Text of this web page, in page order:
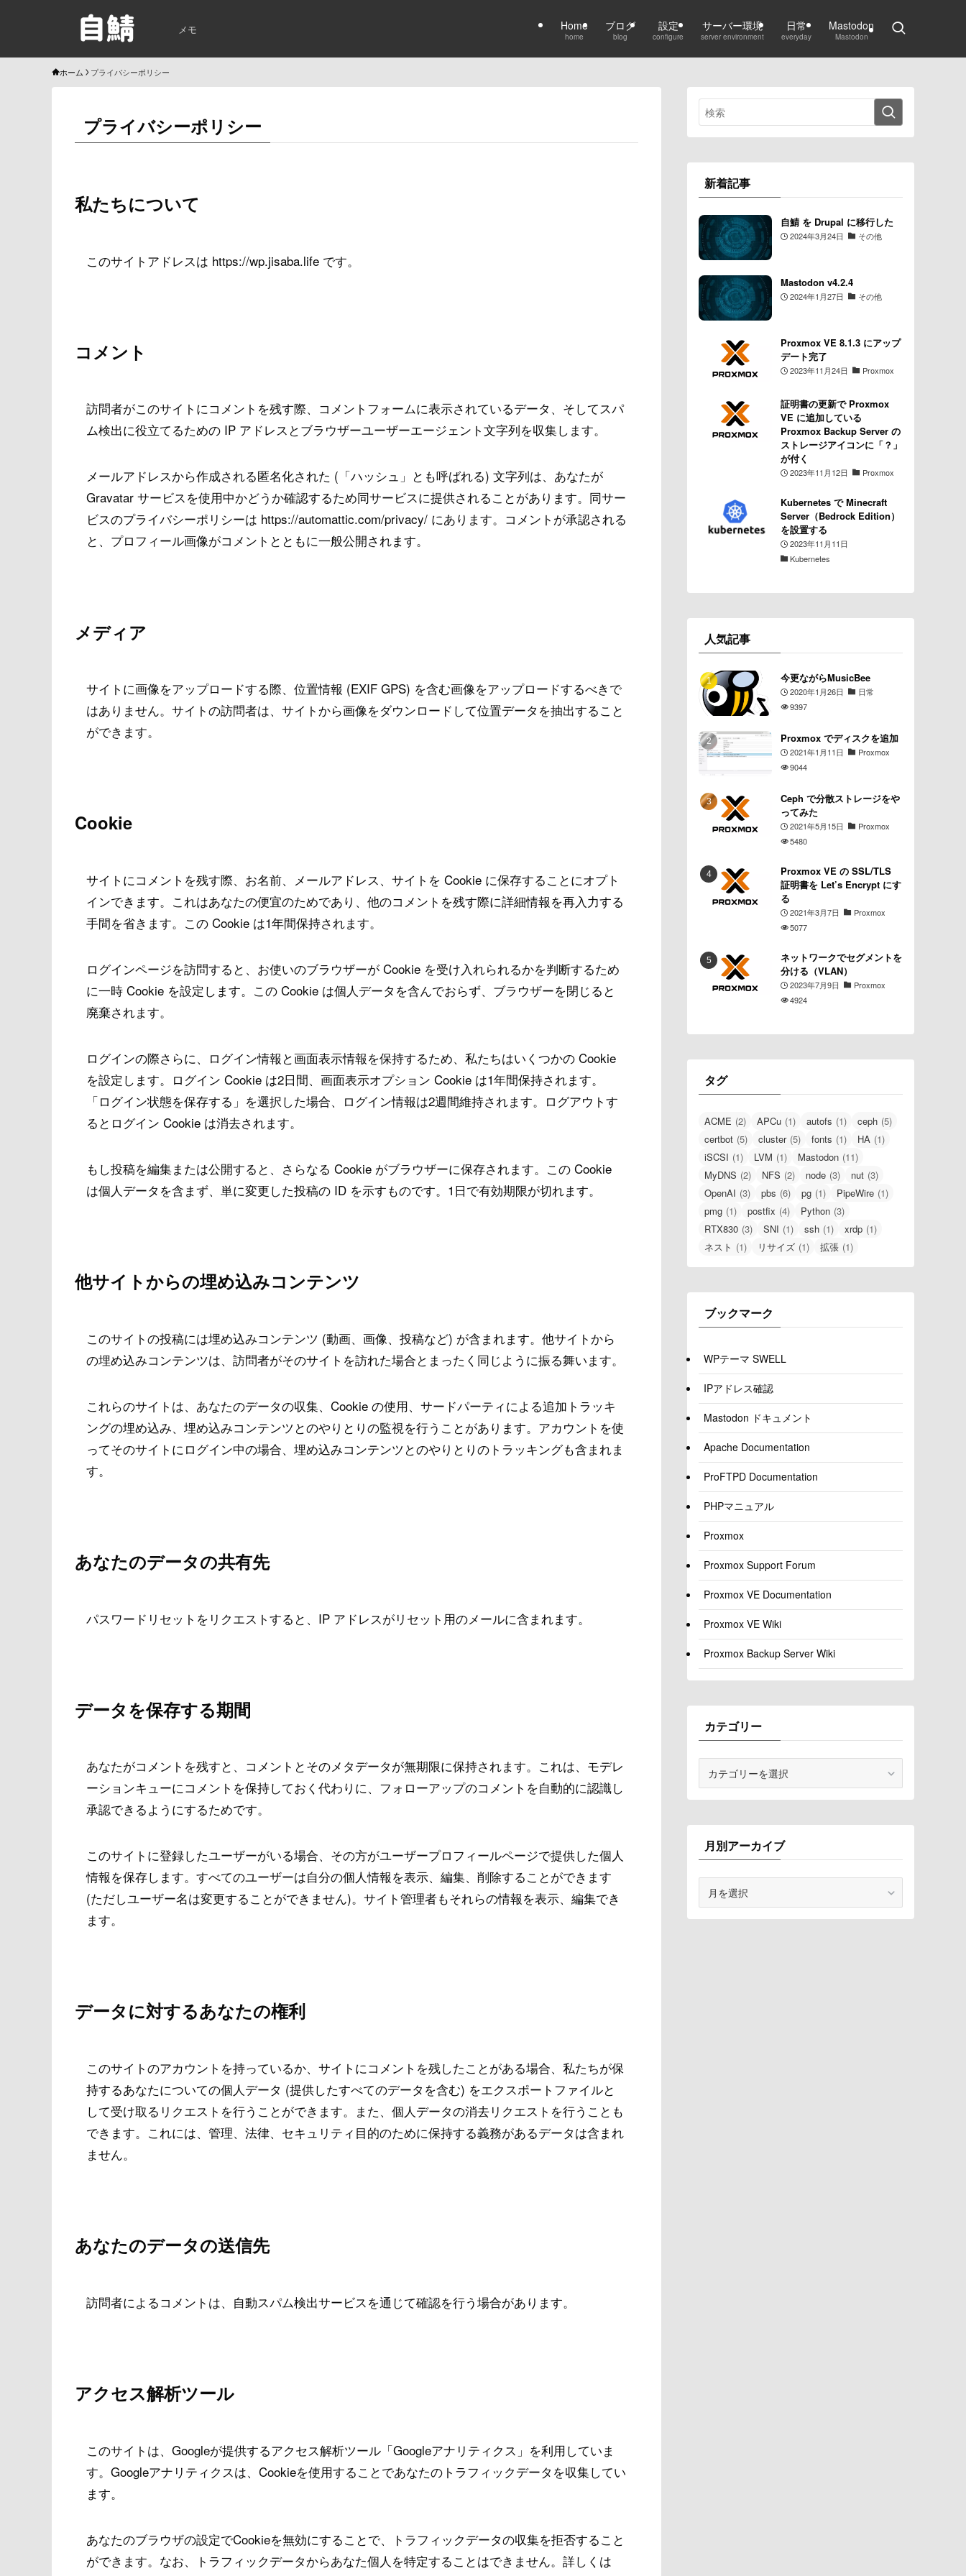
メモ Home
home
ブログ
blog
設定
configure
サーバー環境
server environment
日常
everyday
Mastodon
Mastodon
ホーム プライバシーポリシー
プライバシーポリシー
私たちについて
このサイトアドレスは https://wp.jisaba.life です。
コメント
訪問者がこのサイトにコメントを残す際、コメントフォームに表示されているデータ、そしてスパ
ム検出に役立てるための IP アドレスとブラウザーユーザーエージェント文字列を収集します。
メールアドレスから作成される匿名化された (「ハッシュ」とも呼ばれる) 文字列は、あなたが
Gravatar サービスを使用中かどうか確認するため同サービスに提供されることがあります。同サー
ビスのプライバシーポリシーは https://automattic.com/privacy/ にあります。コメントが承認される
と、プロフィール画像がコメントとともに一般公開されます。
メディア
サイトに画像をアップロードする際、位置情報 (EXIF GPS) を含む画像をアップロードするべきで
はありません。サイトの訪問者は、サイトから画像をダウンロードして位置データを抽出すること
ができます。
Cookie
サイトにコメントを残す際、お名前、メールアドレス、サイトを Cookie に保存することにオプト
インできます。これはあなたの便宜のためであり、他のコメントを残す際に詳細情報を再入力する
手間を省きます。この Cookie は1年間保持されます。
ログインページを訪問すると、お使いのブラウザーが Cookie を受け入れられるかを判断するため
に一時 Cookie を設定します。この Cookie は個人データを含んでおらず、ブラウザーを閉じると
廃棄されます。
ログインの際さらに、ログイン情報と画面表示情報を保持するため、私たちはいくつかの Cookie
を設定します。ログイン Cookie は2日間、画面表示オプション Cookie は1年間保持されます。
「ログイン状態を保存する」を選択した場合、ログイン情報は2週間維持されます。ログアウトす
るとログイン Cookie は消去されます。
もし投稿を編集または公開すると、さらなる Cookie がブラウザーに保存されます。この Cookie
は個人データを含まず、単に変更した投稿の ID を示すものです。1日で有効期限が切れます。
他サイトからの埋め込みコンテンツ
このサイトの投稿には埋め込みコンテンツ (動画、画像、投稿など) が含まれます。他サイトから
の埋め込みコンテンツは、訪問者がそのサイトを訪れた場合とまったく同じように振る舞います。
これらのサイトは、あなたのデータの収集、Cookie の使用、サードパーティによる追加トラッキ
ングの埋め込み、埋め込みコンテンツとのやりとりの監視を行うことがあります。アカウントを使
ってそのサイトにログイン中の場合、埋め込みコンテンツとのやりとりのトラッキングも含まれま
す。
あなたのデータの共有先
パスワードリセットをリクエストすると、IP アドレスがリセット用のメールに含まれます。
データを保存する期間
あなたがコメントを残すと、コメントとそのメタデータが無期限に保持されます。これは、モデレ
ーションキューにコメントを保持しておく代わりに、フォローアップのコメントを自動的に認識し
承認できるようにするためです。
このサイトに登録したユーザーがいる場合、その方がユーザープロフィールページで提供した個人
情報を保存します。すべてのユーザーは自分の個人情報を表示、編集、削除することができます
(ただしユーザー名は変更することができません)。サイト管理者もそれらの情報を表示、編集でき
ます。
データに対するあなたの権利
このサイトのアカウントを持っているか、サイトにコメントを残したことがある場合、私たちが保
持するあなたについての個人データ (提供したすべてのデータを含む) をエクスポートファイルと
して受け取るリクエストを行うことができます。また、個人データの消去リクエストを行うことも
できます。これには、管理、法律、セキュリティ目的のために保持する義務があるデータは含まれ
ません。
あなたのデータの送信先
訪問者によるコメントは、自動スパム検出サービスを通じて確認を行う場合があります。
アクセス解析ツール
このサイトは、Googleが提供するアクセス解析ツール「Googleアナリティクス」を利用していま
す。Googleアナリティクスは、Cookieを使用することであなたのトラフィックデータを収集してい
ます。
あなたのブラウザの設定でCookieを無効にすることで、トラフィックデータの収集を拒否すること
ができます。なお、トラフィックデータからあなた個人を特定することはできません。詳しくは
新着記事
自鯖 を Drupal に移行した
2024年3月24日 その他
Mastodon v4.2.4
2024年1月27日 その他
Proxmox VE 8.1.3 にアップ
デート完了
2023年11月24日 Proxmox
証明書の更新で Proxmox
VE に追加している
Proxmox Backup Server の
ストレージアイコンに「？」
が付く
2023年11月12日 Proxmox
Kubernetes で Minecraft
Server（Bedrock Edition）
を設置する
2023年11月11日
Kubernetes
人気記事
今更ながらMusicBee
2020年1月26日
日常
9397
Proxmox でディスクを追加
2021年1月11日
Proxmox
9044
Ceph で分散ストレージをや
ってみた
2021年5月15日
Proxmox
5480
Proxmox VE の SSL/TLS
証明書を Let’s Encrypt にす
る
2021年3月7日
Proxmox
5077
ネットワークでセグメントを
分ける（VLAN）
2023年7月9日
Proxmox
4924
タグ
ACME (2) APCu (1) autofs (1) ceph (5)
certbot (5) cluster (5) fonts (1) HA (1)
iSCSI (1) LVM (1) Mastodon (11)
MyDNS (2) NFS (2) node (3) nut (3)
OpenAI (3) pbs (6) pg (1) PipeWire (1)
pmg (1) postfix (4) Python (3)
RTX830 (3) SNI (1) ssh (1) xrdp (1)
ネスト (1) リサイズ (1) 拡張 (1)
ブックマーク
WPテーマ SWELL
IPアドレス確認
Mastodon ドキュメント
Apache Documentation
ProFTPD Documentation
PHPマニュアル
Proxmox
Proxmox Support Forum
Proxmox VE Documentation
Proxmox VE Wiki
Proxmox Backup Server Wiki
カテゴリー
ゴ
ー
月別アーカイブ
ア